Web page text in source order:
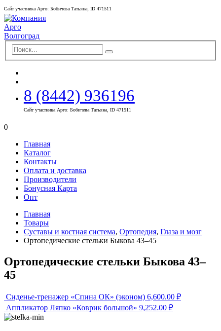
Сайт участника Арго: Бобичева Татьяна, ID 471511
8 (8442) 936196
Сайт участника Арго: Бобичева Татьяна, ID 471511
0
Главная
Каталог
Контакты
Оплата и доставка
Производители
Бонусная Карта
Опт
Главная
Товары
Суставы и костная система, Ортопедия, Глаза и мозг
Ортопедические стельки Быкова 43–45
Ортопедические стельки Быкова 43–
45
Cиденье-тренажер «Спина ОК» (эконом) 6,600.00 ₽
Аппликатор Ляпко «Коврик большой» 9,252.00 ₽